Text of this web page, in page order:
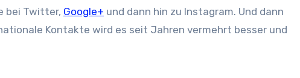
bei Twitter, Google+ und dann hin zu Instagram. Und dann
Kontakte wird es seit Jahren vermehrt besser und